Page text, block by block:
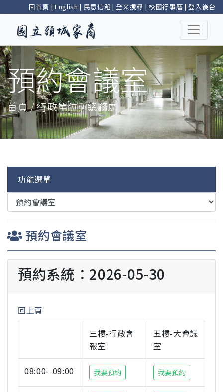
回首頁 | English | 民意信箱 |全文搜尋 | 校園行事曆 |登入後台
預約會議室
首頁 / 行政單位 / 總務處
功能選單
預約會議室
預約系統：2026-05-30
回上頁
三樓-行政會
報室
五樓-大會議
室
08:00--09:00 我要預約 我要預約